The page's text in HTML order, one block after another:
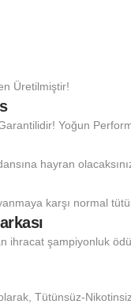
Üretilmiştir!
Yoğun
hayran
karşı normal
ihracat şampiyonluk
Tütünsüz-